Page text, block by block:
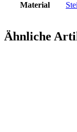
Material
Ähnliche